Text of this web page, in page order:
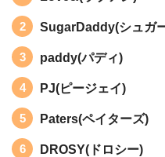
SugarDaddy(シュガ
paddy(パディ)
PJ(ピージェイ)
Paters(ペイターズ)
DROSY(ドロシー)